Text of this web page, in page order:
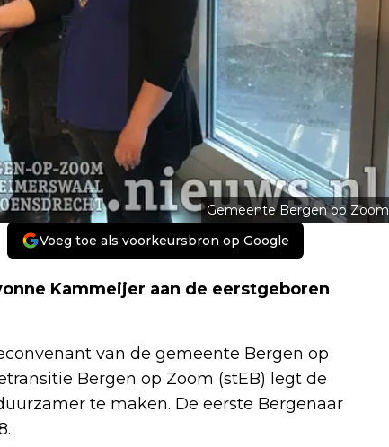
Gemeente Bergen op Zoom
Voeg toe als voorkeursbron op Google
Kammeijer aan de eerstgeboren
van de gemeente Bergen op
Bergen op Zoom (stEB) legt de
te maken. De eerste Bergenaar